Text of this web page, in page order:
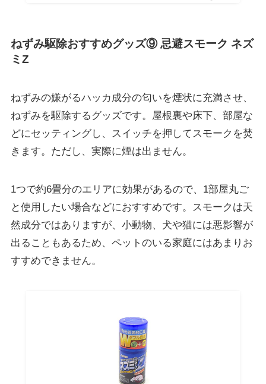
ねずみ駆除おすすめグッズ⑨ 忌避スモーク ネズ
ミZ
ねずみの嫌がるハッカ成分の匂いを煙状に充満させ、
ねずみを駆除するグッズです。屋根裏や床下、部屋な
どにセッティングし、スイッチを押してスモークを焚
きます。ただし、実際に煙は出ません。
1つで約6畳分のエリアに効果があるので、1部屋丸ご
と使用したい場合などにおすすめです。スモークは天
然成分ではありますが、小動物、犬や猫には悪影響が
出ることもあるため、ペットのいる家庭にはあまりお
すすめできません。